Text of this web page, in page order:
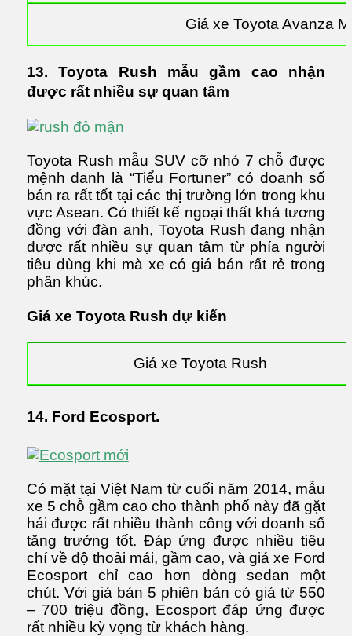
Giá xe Toyota Avanza
13. Toyota Rush mẫu gầm cao nhận
được rất nhiều sự quan tâm
Toyota Rush mẫu SUV cỡ nhỏ 7 chỗ được
mệnh danh là “Tiểu Fortuner” có doanh số
bán ra rất tốt tại các thị trường lớn trong khu
vực Asean. Có thiết kế ngoại thất khá tương
đồng với đàn anh, Toyota Rush đang nhận
được rất nhiều sự quan tâm từ phía người
tiêu dùng khi mà xe có giá bán rất rẻ trong
phân khúc.
Giá xe Toyota Rush dự kiến
Giá xe Toyota Rush
14. Ford Ecosport.
Có mặt tại Việt Nam từ cuối năm 2014, mẫu
xe 5 chỗ gầm cao cho thành phố này đã gặt
hái được rất nhiều thành công với doanh số
tăng trưởng tốt. Đáp ứng được nhiều tiêu
chí về độ thoải mái, gầm cao, và giá xe Ford
Ecosport chỉ cao hơn dòng sedan một
chút. Với giá bán 5 phiên bản có giá từ 550
– 700 triệu đồng, Ecosport đáp ứng được
rất nhiều kỳ vọng từ khách hàng.